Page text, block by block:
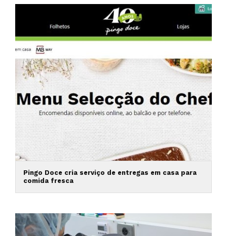
Pingo Doce cria serviço de entregas em casa para
comida fresca